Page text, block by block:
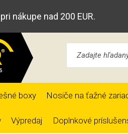
nákupe nad 200 EUR.
boxy Nosiče na ťažné
Výpredaj Doplnkové